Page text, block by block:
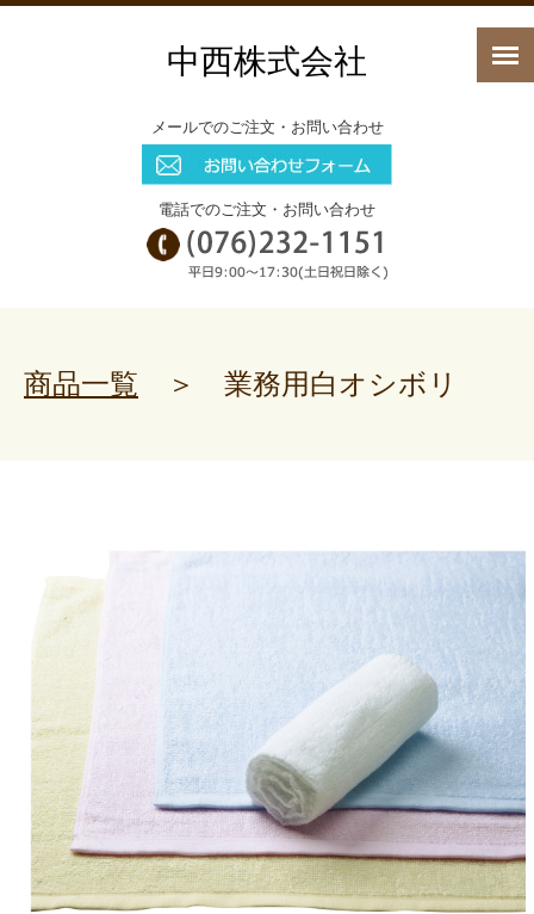
中西株式会社
メールでのご注文・お問い合わせ
電話でのご注文・お問い合わせ
商品一覧 ＞ 業務用白オシボリ